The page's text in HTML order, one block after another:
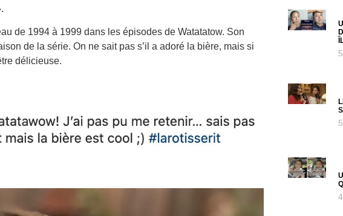
de 1994 à 1999 dans les épisodes de Watatatow. Son
de la série. On ne sait pas s’il a adoré la bière, mais si
délicieuse.